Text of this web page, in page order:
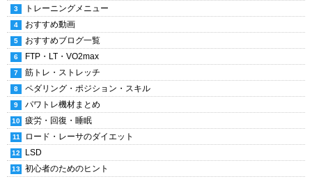
トレーニングメニュー
おすすめ動画
おすすめブログ一覧
FTP・LT・VO2max
筋トレ・ストレッチ
ペダリング・ポジション・スキル
パワトレ機材まとめ
疲労・回復・睡眠
ロード・レーサのダイエット
LSD
初心者のためのヒント